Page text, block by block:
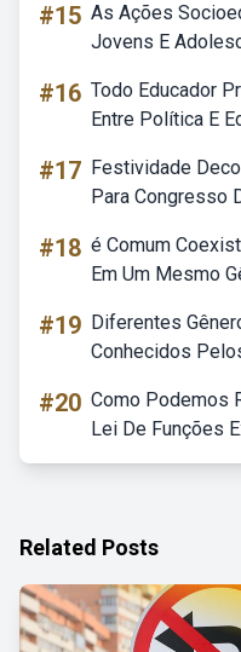
#15 As Ações
Jovens E
#16 Todo Educador
Entre Política E
#17 Festividade
Para Congresso
#18 é Comum
Em Um Mesmo
#19 Diferentes
Conhecidos
#20 Como Podemos
Lei De Funções
Related Posts